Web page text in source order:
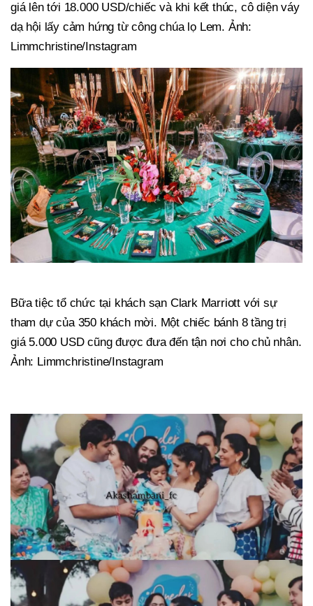
giá lên tới 18.000 USD/chiếc và khi kết thúc, cô diện váy
dạ hội lấy cảm hứng từ công chúa lọ Lem. Ảnh:
Limmchristine/Instagram
Bữa tiệc tổ chức tại khách sạn Clark Marriott với sự
tham dự của 350 khách mời. Một chiếc bánh 8 tầng trị
giá 5.000 USD cũng được đưa đến tận nơi cho chủ nhân.
Ảnh: Limmchristine/Instagram